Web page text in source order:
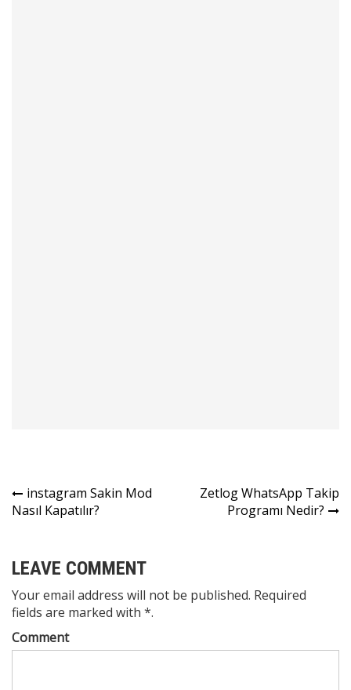
Yazı
gezinmesi
instagram Sakin Mod
Nasıl Kapatılır?
Zetlog WhatsApp Takip
Programı Nedir?
LEAVE COMMENT
Your email address will not be published. Required
fields are marked with *.
Comment